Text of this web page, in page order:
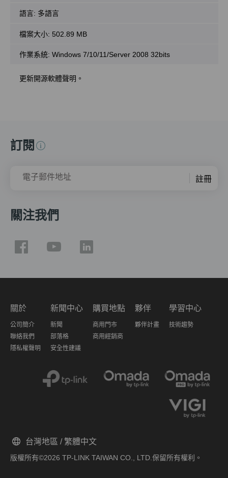
語言: 多語言
檔案大小: 502.89 MB
作業系統: Windows 7/10/11/Server 2008 32bits
更新開源軟體聲明。
訂閱
電子郵件地址 註冊
關注我們
關於
公司簡介
聯絡我們
隱私權聲明
新聞中心
新聞
部落格
安全性建議
購買地點
商用門市
商用經銷商
夥伴
夥伴計畫
學習中心
技術趨勢
版權所有©2026 TP-LINK TAIWAN CO., LTD.保留所有權利。
台灣地區 / 繁體中文